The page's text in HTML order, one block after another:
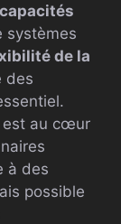
capacités
systèmes
de la
des
est au cœur
à des
possible